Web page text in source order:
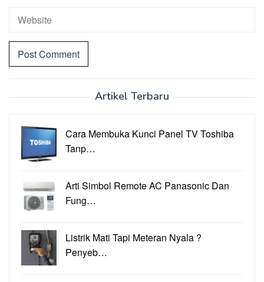
Artikel Terbaru
Cara Membuka Kunci Panel TV Toshiba
Tanp…
Arti Simbol Remote AC Panasonic Dan
Fung…
Listrik Mati Tapi Meteran Nyala ?
Penyeb…